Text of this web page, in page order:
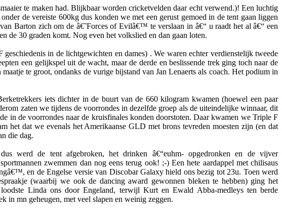
te maken had. Blijkbaar worden cricketvelden daar echt verwend.)! Een luchtig
de vereiste 600kg dus konden we met een gerust gemoed in de tent gaan liggen
Barton zich om de â€˜Forces of Evilâ€™ te verslaan in â€“ u raadt het al â€“ een
de 30 graden komt. Nog even het volkslied en dan gaan loten.
in de lichtgewichten en dames) . We waren echter verdienstelijk tweede
een gelijkspel uit de wacht, maar de derde en beslissende trek ging toch naar de
te groot, ondanks de vurige bijstand van Jan Lenaerts als coach. Het podium in
iets dichter in de buurt van de 660 kilogram kwamen (hoewel een paar
zaten we tijdens de voorrondes in dezelfde groep als de uiteindelijke winnaar, dit
in de voorrondes naar de kruisfinales konden doorstoten. Daar kwamen we Triple F
het dat we evenals het Amerikaanse GLD met brons tevreden moesten zijn (en dat
die dag.
werd de tent afgebroken, het drinken â€“euhm- opgedronken en de vijver
zwemmen dan nog eens terug ook! ;-) Een hete aardappel met chilisaus
en de Engelse versie van Discobar Galaxy hield ons bezig tot 23u. Toen werd
(waarbij we ook de dancing award gewonnen bleken te hebben) ging het
Linda ons door Engeland, terwijl Kurt en Ewald Abba-medleys ten berde
in mn geheugen, met veel slapen en weinig zeggen.